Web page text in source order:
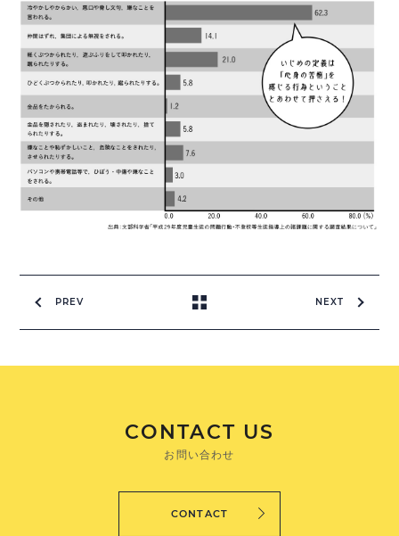
PREV NEXT
CONTACT US
お問い合わせ
CONTACT